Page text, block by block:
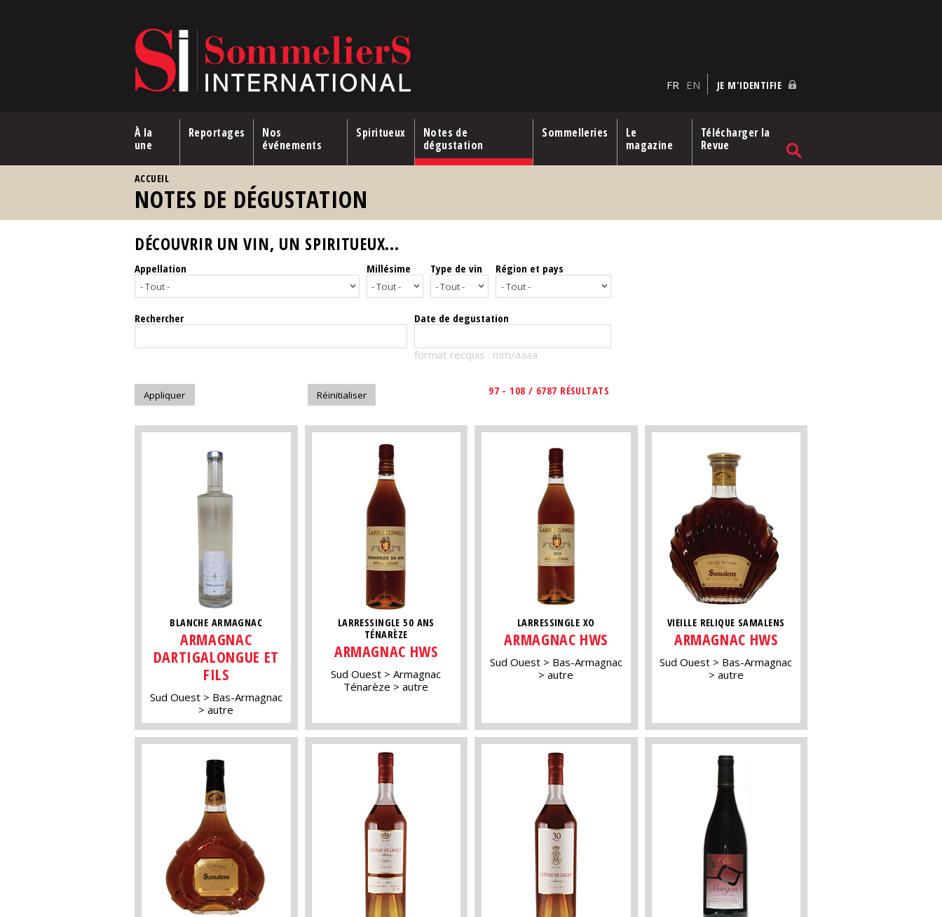
FR EN JE M'IDENTIFIE
À la
une
Reportages
Nos
événements
Spiritueux
Notes de
dégustation
Sommelleries
Le
magazine
Télécharger la
Revue
ACCUEIL
NOTES DE DÉGUSTATION
DÉCOUVRIR UN VIN, UN SPIRITUEUX...
Appellation Millésime Type de vin Région et pays
Rechercher Date de degustation
format recquis : mm/aaaa
97 - 108 / 6787 RÉSULTATS
BLANCHE ARMAGNAC
ARMAGNAC
DARTIGALONGUE ET
FILS
Sud Ouest
Bas-Armagnac
autre
LARRESSINGLE 50 ANS
TÉNARÈZE
ARMAGNAC HWS
Sud Ouest
Armagnac
Ténarèze
autre
LARRESSINGLE XO
ARMAGNAC HWS
Sud Ouest
Bas-Armagnac
autre
VIEILLE RELIQUE SAMALENS
ARMAGNAC HWS
Sud Ouest
Bas-Armagnac
autre